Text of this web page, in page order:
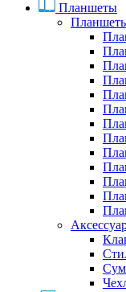
Планшеты